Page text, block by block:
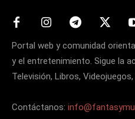
Portal web y comunidad
y el entretenimiento. Sigue la
Televisión, Libros,
Contáctanos: